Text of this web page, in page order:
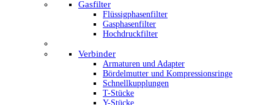
Gasfilter
Flüssigphasenfilter
Gasphasenfilter
Hochdruckfilter
Verbinder
Armaturen und Adapter
Bördelmutter und Kompressionsringe
Schnellkupplungen
T-Stücke
Y-Stücke